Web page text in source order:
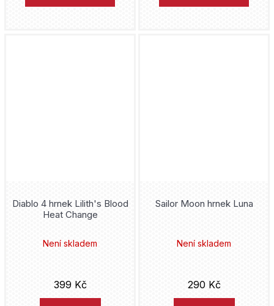
Diablo 4 hrnek Lilith's Blood
Heat Change
Není skladem
399 Kč
Sailor Moon hrnek Luna
Není skladem
290 Kč